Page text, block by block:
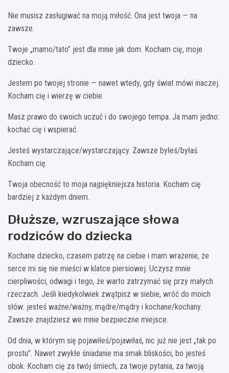
Nie musisz zasługiwać na moją miłość. Ona jest twoja — na
zawsze.
Twoje „mamo/tato” jest dla mnie jak dom. Kocham cię, moje
dziecko.
Jestem po twojej stronie — nawet wtedy, gdy świat mówi inaczej.
Kocham cię i wierzę w ciebie.
Masz prawo do swoich uczuć i do swojego tempa. Ja mam jedno:
kochać cię i wspierać.
Jesteś wystarczające/wystarczający. Zawsze byłeś/byłaś.
Kocham cię.
Twoja obecność to moja najpiękniejsza historia. Kocham cię
bardziej z każdym dniem.
Dłuższe, wzruszające słowa
rodziców do dziecka
Kochane dziecko, czasem patrzę na ciebie i mam wrażenie, że
serce mi się nie mieści w klatce piersiowej. Uczysz mnie
cierpliwości, odwagi i tego, że warto zatrzymać się przy małych
rzeczach. Jeśli kiedykolwiek zwątpisz w siebie, wróć do moich
słów: jesteś ważne/ważny, mądre/mądry i kochane/kochany.
Zawsze znajdziesz we mnie bezpieczne miejsce.
Od dnia, w którym się pojawiłeś/pojawiłaś, nic już nie jest „tak po
prostu”. Nawet zwykłe śniadanie ma smak bliskości, bo jesteś
obok. Kocham cię za twój śmiech, za twoje pytania, za twoją